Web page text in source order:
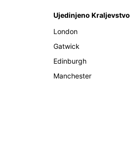
Ujedinjeno Kraljevstvo
London
Gatwick
Edinburgh
Manchester